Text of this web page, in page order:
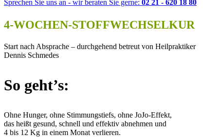
Sprechen Sie uns an - wir beraten Sie gerne: 02 21 - 620 18 80
4-WOCHEN-STOFFWECHSELKUR
Start nach Absprache – durchgehend betreut von Heilpraktiker
Dennis Schmedes
So geht’s:
Ohne Hunger, ohne Stimmungstiefs, ohne JoJo-Effekt,
das heißt gesund, schnell und effektiv abnehmen und
4 bis 12 Kg in einem Monat verlieren.